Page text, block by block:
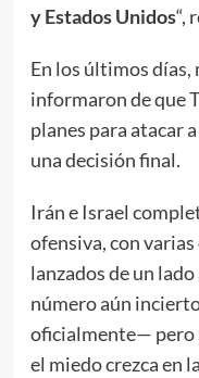
y Estados Unidos“,
En los últimos
informaron de que
planes para atacar
una decisión final.
Irán e Israel
ofensiva, con
lanzados de un
número aún
oficialmente— pero
el miedo crezca en